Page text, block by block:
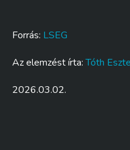
Forrás: LSEG
Az elemzést írta:Tóth
2026.03.02.